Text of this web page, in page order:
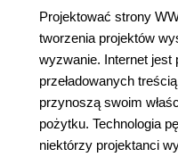
Projektować strony
tworzenia projektów
wyzwanie. Internet jest
przeładowanych
przynoszą swoim
pożytku. Technologia
niektórzy projektanci